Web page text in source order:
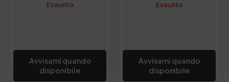
Esaurito
Avvisami quando
disponibile
Esaurito
Avvisami quando
disponibile